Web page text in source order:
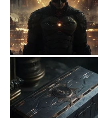
的巧妙运用，增强了画面
山水画部分，浓淡对比
予现代线条的独特视觉
张力，像狼人的形象通过
具吸引力的叙事氛围，
建筑设计或艺术教育领
历史遗产保护等内容。 * 品牌宣传与文创设计 适用于高端
品牌宣传、文化创意产